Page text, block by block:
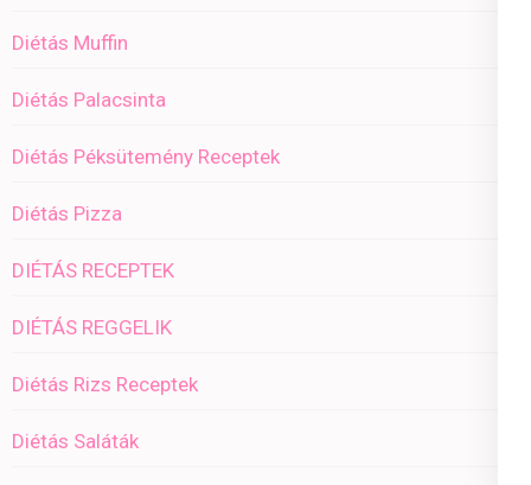
Diétás Muffin
Diétás Palacsinta
Diétás Péksütemény Receptek
Diétás Pizza
DIÉTÁS RECEPTEK
DIÉTÁS REGGELIK
Diétás Rizs Receptek
Diétás Saláták